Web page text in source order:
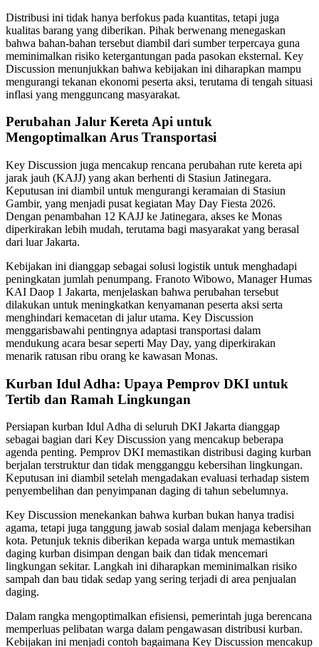
Distribusi ini tidak hanya berfokus pada kuantitas, tetapi juga
kualitas barang yang diberikan. Pihak berwenang menegaskan
bahwa bahan-bahan tersebut diambil dari sumber terpercaya guna
meminimalkan risiko ketergantungan pada pasokan eksternal. Key
Discussion menunjukkan bahwa kebijakan ini diharapkan mampu
mengurangi tekanan ekonomi peserta aksi, terutama di tengah situasi
inflasi yang mengguncang masyarakat.
Perubahan Jalur Kereta Api untuk
Mengoptimalkan Arus Transportasi
Key Discussion juga mencakup rencana perubahan rute kereta api
jarak jauh (KAJJ) yang akan berhenti di Stasiun Jatinegara.
Keputusan ini diambil untuk mengurangi keramaian di Stasiun
Gambir, yang menjadi pusat kegiatan May Day Fiesta 2026.
Dengan penambahan 12 KAJJ ke Jatinegara, akses ke Monas
diperkirakan lebih mudah, terutama bagi masyarakat yang berasal
dari luar Jakarta.
Kebijakan ini dianggap sebagai solusi logistik untuk menghadapi
peningkatan jumlah penumpang. Franoto Wibowo, Manager Humas
KAI Daop 1 Jakarta, menjelaskan bahwa perubahan tersebut
dilakukan untuk meningkatkan kenyamanan peserta aksi serta
menghindari kemacetan di jalur utama. Key Discussion
menggarisbawahi pentingnya adaptasi transportasi dalam
mendukung acara besar seperti May Day, yang diperkirakan
menarik ratusan ribu orang ke kawasan Monas.
Kurban Idul Adha: Upaya Pemprov DKI untuk
Tertib dan Ramah Lingkungan
Persiapan kurban Idul Adha di seluruh DKI Jakarta dianggap
sebagai bagian dari Key Discussion yang mencakup beberapa
agenda penting. Pemprov DKI memastikan distribusi daging kurban
berjalan terstruktur dan tidak mengganggu kebersihan lingkungan.
Keputusan ini diambil setelah mengadakan evaluasi terhadap sistem
penyembelihan dan penyimpanan daging di tahun sebelumnya.
Key Discussion menekankan bahwa kurban bukan hanya tradisi
agama, tetapi juga tanggung jawab sosial dalam menjaga kebersihan
kota. Petunjuk teknis diberikan kepada warga untuk memastikan
daging kurban disimpan dengan baik dan tidak mencemari
lingkungan sekitar. Langkah ini diharapkan meminimalkan risiko
sampah dan bau tidak sedap yang sering terjadi di area penjualan
daging.
Dalam rangka mengoptimalkan efisiensi, pemerintah juga berencana
memperluas pelibatan warga dalam pengawasan distribusi kurban.
Kebijakan ini menjadi contoh bagaimana Key Discussion mencakup